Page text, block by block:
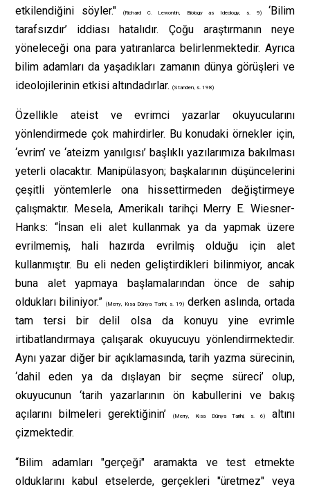
etkilendiğini söyler."
(Richard C. Lewontin, Biology as Ideology, s. 9)‘Bilim
tarafsızdır’ iddiası hatalıdır. Çoğu araştırmanın neye
yöneleceği ona para yatıranlarca belirlenmektedir. Ayrıca
bilim adamları da yaşadıkları zamanın dünya görüşleri ve
ideolojilerinin etkisi altındadırlar. (Standen, s. 198)
Özellikle ateist ve evrimci yazarlar okuyucularını
yönlendirmede çok mahirdirler. Bu konudaki örnekler için,
‘evrim’ ve ‘ateizm yanılgısı’ başlıklı yazılarımıza bakılması
yeterli olacaktır. Manipülasyon; başkalarının düşüncelerini
çeşitli yöntemlerle ona hissettirmeden değiştirmeye
çalışmaktır. Mesela, Amerikalı tarihçi Merry E. Wiesner-
Hanks: “İnsan eli alet kullanmak ya da yapmak üzere
evrilmemiş, hali hazırda evrilmiş olduğu için alet
kullanmıştır. Bu eli neden geliştirdikleri bilinmiyor, ancak
buna alet yapmaya başlamalarından önce de sahip
oldukları biliniyor.”(Merry, Kısa Dünya Tarihi, s. 19)derken aslında, ortada
tam tersi bir delil olsa da konuyu yine evrimle
irtibatlandırmaya çalışarak okuyucuyu yönlendirmektedir.
Aynı yazar diğer bir açıklamasında, tarih yazma sürecinin,
‘dahil eden ya da dışlayan bir seçme süreci’ olup,
okuyucunun ‘tarih yazarlarının ön kabullerini ve bakış
açılarını bilmeleri gerektiğinin’(Merry, Kısa Dünya Tarihi, s. 6)altını
çizmektedir.
“Bilim adamları "gerçeği" aramakta ve test etmekte
olduklarını kabul etselerde, gerçekleri "üretmez" veya